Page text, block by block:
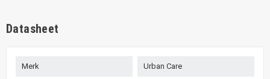
Datasheet
Merk Urban Care